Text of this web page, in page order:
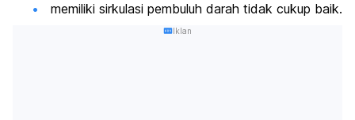
memiliki sirkulasi pembuluh darah tidak cukup baik.
Iklan